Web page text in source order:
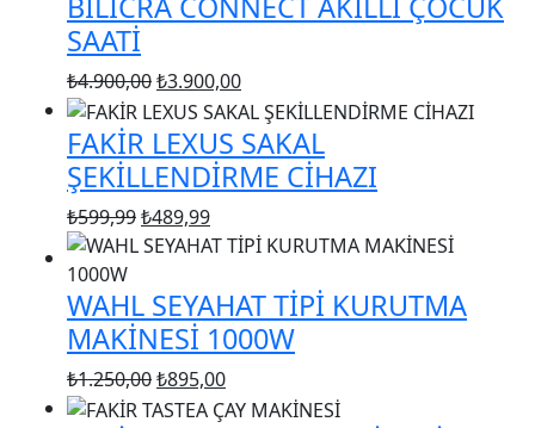
BİLİCRA CONNECT AKILLI ÇOCUK
SAATİ
₺4.900,00Orijinal
fiyat:
₺4.900,00.
₺3.900,00Şu
andaki
fiyat:
₺3.900,00.
FAKİR LEXUS SAKAL
ŞEKİLLENDİRME CİHAZI
₺599,99Orijinal
fiyat:
₺489,99Şu
andaki
₺489,99.
WAHL SEYAHAT TİPİ KURUTMA
MAKİNESİ 1000W
₺1.250,00Orijinal
fiyat:
₺895,00Şu
andaki